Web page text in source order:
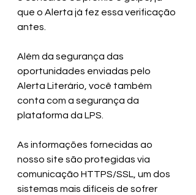
que o Alerta já fez essa verificação
antes.
Além da segurança das
oportunidades enviadas pelo
Alerta Literário, você também
conta com a segurança da
plataforma da LPS.
As informações fornecidas ao
nosso site são protegidas via
comunicação HTTPS/SSL, um dos
sistemas mais difíceis de sofrer